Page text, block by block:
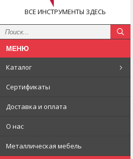
ВСЕ ИНСТРУМЕНТЫ ЗДЕСЬ
Каталог
Сертификаты
Доставка и оплата
О нас
Металлическая мебель